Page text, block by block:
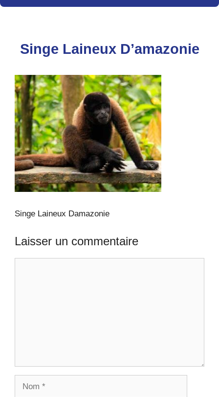
available
Singe Laineux D’amazonie
Singe Laineux Damazonie
Laisser un commentaire